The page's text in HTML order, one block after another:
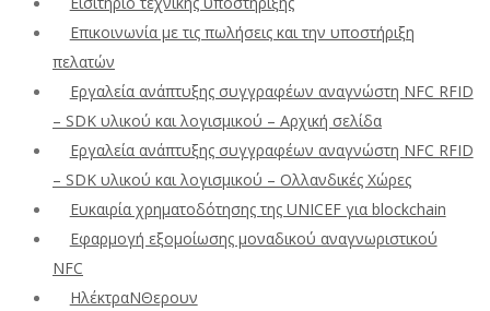
Επικοινωνία με τις πωλήσεις και την υποστήριξη
πελατών
Εργαλεία ανάπτυξης συγγραφέων αναγνώστη NFC RFID
– SDK υλικού και λογισμικού – Αρχική σελίδα
Εργαλεία ανάπτυξης συγγραφέων αναγνώστη NFC RFID
– SDK υλικού και λογισμικού – Ολλανδικές Χώρες
Ευκαιρία χρηματοδότησης της UNICEF για blockchain
Εφαρμογή εξομοίωσης μοναδικού αναγνωριστικού
NFC
ΗλέκτραΝΘερουν